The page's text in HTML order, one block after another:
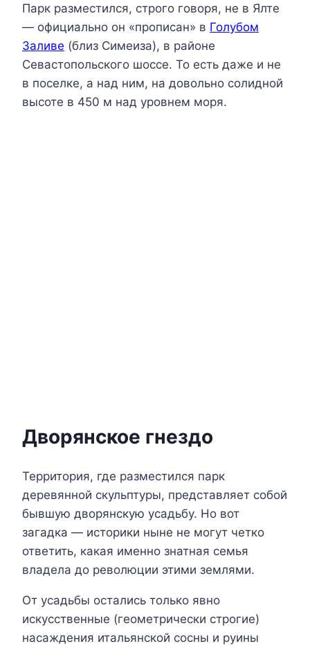
Парк разместился, строго говоря, не в Ялте
— официально он «прописан» в Голубом
Заливе (близ Симеиза), в районе
Севастопольского шоссе. То есть даже и не
в поселке, а над ним, на довольно солидной
высоте в 450 м над уровнем моря.
Дворянское гнездо
Территория, где разместился парк
деревянной скульптуры, представляет собой
бывшую дворянскую усадьбу. Но вот
загадка — историки ныне не могут четко
ответить, какая именно знатная семья
владела до революции этими землями.
От усадьбы остались только явно
искусственные (геометрически строгие)
насаждения итальянской сосны и руины